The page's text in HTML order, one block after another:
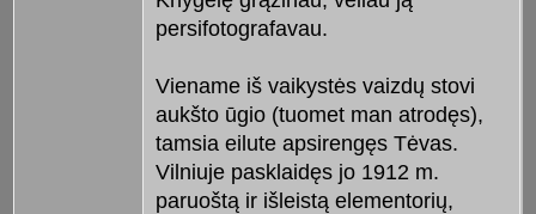
persifotografavau.
Viename iš vaikystės vaizdų stovi
aukšto ūgio (tuomet man atrodęs),
tamsia eilute apsirengęs Tėvas.
Vilniuje pasklaidęs jo 1912 m.
paruoštą ir išleistą elementorių,